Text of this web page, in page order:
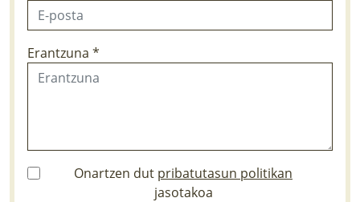
Erantzuna *
Onartzen dut pribatutasun politikan
jasotakoa